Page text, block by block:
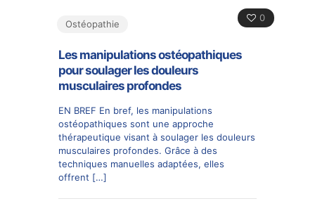
0
Ostéopathie
Les manipulations ostéopathiques
pour soulager les douleurs
musculaires profondes
EN BREF En bref, les manipulations
ostéopathiques sont une approche
thérapeutique visant à soulager les douleurs
musculaires profondes. Grâce à des
techniques manuelles adaptées, elles
offrent […]